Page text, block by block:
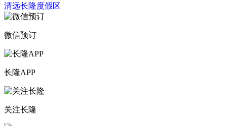
清远长隆度假区
微信预订
长隆APP
关注长隆